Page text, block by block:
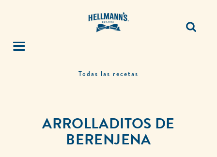
Todas las recetas
ARROLLADITOS DE
BERENJENA